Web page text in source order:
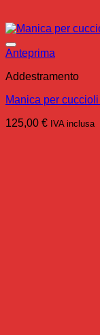
Anteprima
Addestramento
Manica per
125,00 € IVA inclusa